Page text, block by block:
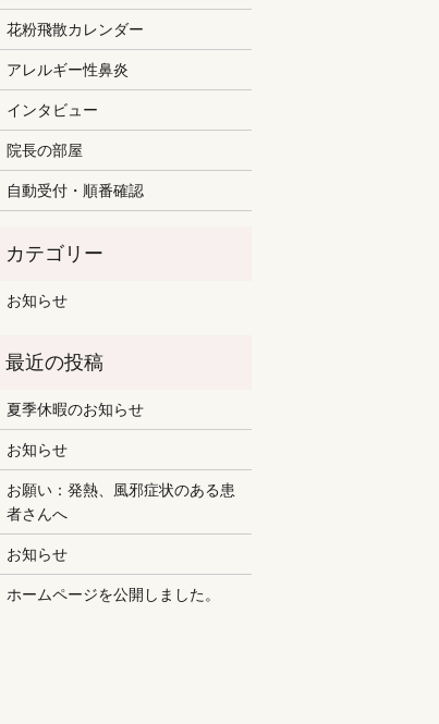
花粉飛散カレンダー
アレルギー性鼻炎
インタビュー
院長の部屋
自動受付・順番確認
お知らせ
夏季休暇のお知らせ
お知らせ
お願い：発熱、風邪症状のある患
者さんへ
お知らせ
ホームページを公開しました。